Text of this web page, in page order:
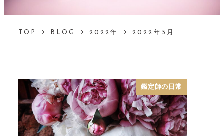
TOP BLOG 2022年 2022年5月
鑑定師の日常